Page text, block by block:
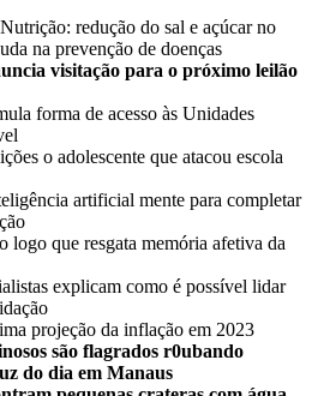
redução do sal e açúcar no
na prevenção de doenças
visitação para o próximo leilão
forma de acesso às Unidades
o adolescente que atacou escola
artificial mente para completar
logo que resgata memória afetiva da
explicam como é possível lidar
projeção da inflação em 2023
são flagrados r0ubando
do dia em Manaus